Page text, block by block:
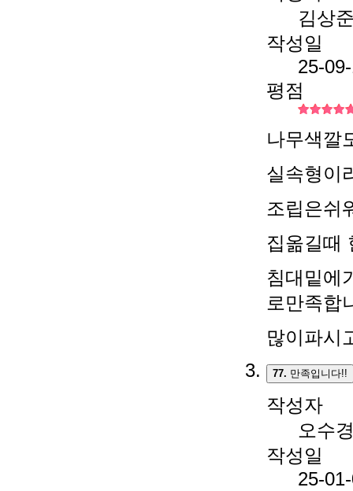
김상
작성일
25-
평점
나무색깔
실속형이
조립은쉬
집옮길때
침대밑에
로만족합
많이파시
77. 만족입니다!!
작성자
오수
작성일
25-